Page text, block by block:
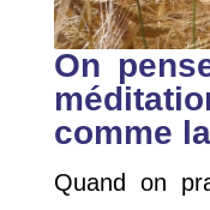
On
comme
Quand on